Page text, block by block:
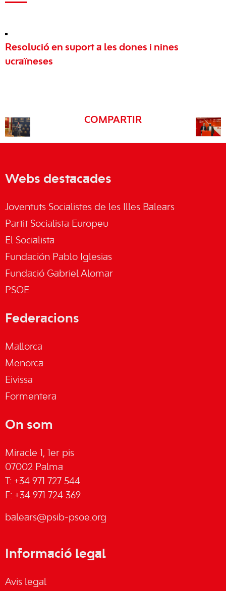
Resolució en suport a les dones i nines
ucraïneses
COMPARTIR
Webs destacades
Joventuts Socialistes de les Illes Balears
Partit Socialista Europeu
El Socialista
Fundación Pablo Iglesias
Fundació Gabriel Alomar
PSOE
Federacions
Mallorca
Menorca
Eivissa
Formentera
On som
Miracle 1, 1er pis
07002 Palma
T: +34 971 727 544
F: +34 971 724 369
balears@psib-psoe.org
Informació legal
Avis legal